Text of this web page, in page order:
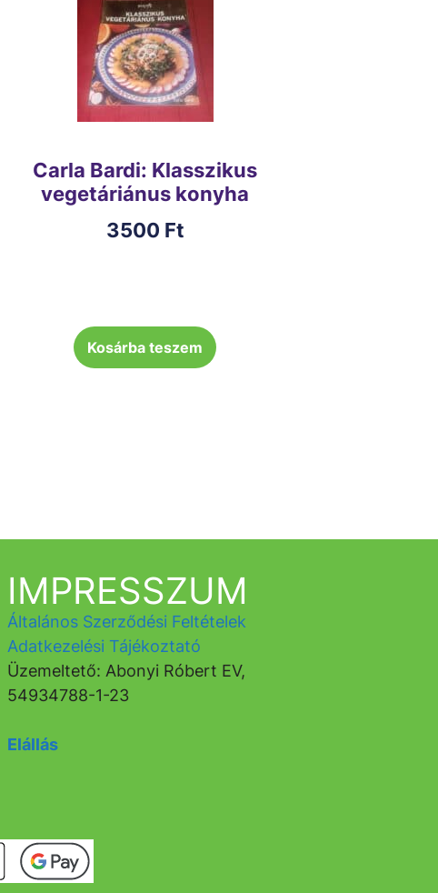
Carla Bardi: Klasszikus
vegetáriánus konyha
3500 Ft
Kosárba teszem
IMPRESSZUM
Általános Szerződési Feltételek
Adatkezelési Tájékoztató
Üzemeltető: Abonyi Róbert EV,
54934788-1-23
Elállás